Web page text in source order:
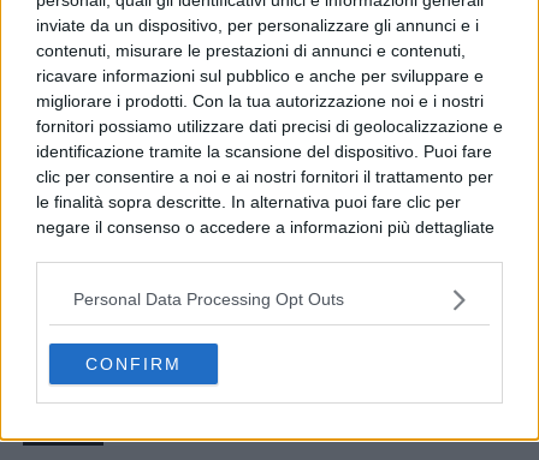
inviate da un dispositivo, per personalizzare gli annunci e i
contenuti, misurare le prestazioni di annunci e contenuti,
ricavare informazioni sul pubblico e anche per sviluppare e
migliorare i prodotti. Con la tua autorizzazione noi e i nostri
fornitori possiamo utilizzare dati precisi di geolocalizzazione e
identificazione tramite la scansione del dispositivo. Puoi fare
clic per consentire a noi e ai nostri fornitori il trattamento per
le finalità sopra descritte. In alternativa puoi fare clic per
negare il consenso o accedere a informazioni più dettagliate
possono non richiedere il tuo consenso, ma hai il diritto di
opporti a tale trattamento. Le tue preferenze si
applicheranno solo a questo sito web. Puoi modificare le tue
preferenze in qualsiasi momento ritornando su questo sito o
consultando la nostrainformativa sulla riservatezza.
Personal Data Processing Opt Outs
CONFIRM
LATEST TRENDING VIDEOS
Gaza, UNICEF: 300 bambini uccisi in 300 giorni di
cessate il fuoco
NEWS 2 ore fa
Addio a Francesco Guccini, il poeta della musica